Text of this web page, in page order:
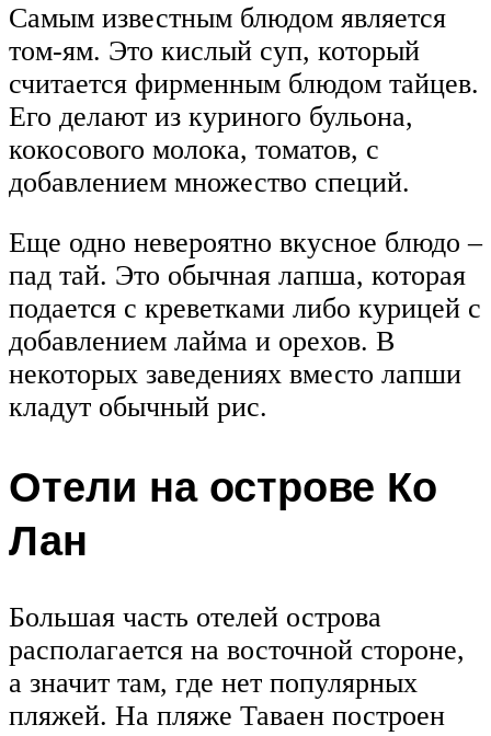
Самым известным блюдом является
том-ям. Это кислый суп, который
считается фирменным блюдом тайцев.
Его делают из куриного бульона,
кокосового молока, томатов, с
добавлением множество специй.
Еще одно невероятно вкусное блюдо –
пад тай. Это обычная лапша, которая
подается с креветками либо курицей с
добавлением лайма и орехов. В
некоторых заведениях вместо лапши
кладут обычный рис.
Отели на острове Ко
Лан
Большая часть отелей острова
располагается на восточной стороне,
а значит там, где нет популярных
пляжей. На пляже Таваен построен